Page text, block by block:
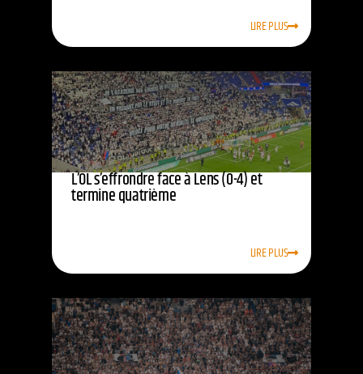
LIRE PLUS
L’OL s’effrondre face à Lens (0-4) et
termine quatrième
LIRE PLUS